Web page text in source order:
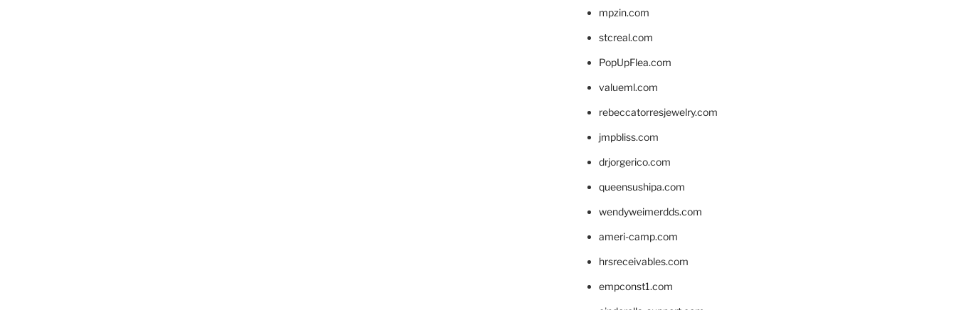
mpzin.com
stcreal.com
PopUpFlea.com
valueml.com
rebeccatorresjewelry.com
jmpbliss.com
drjorgerico.com
queensushipa.com
wendyweimerdds.com
ameri-camp.com
hrsreceivables.com
empconst1.com